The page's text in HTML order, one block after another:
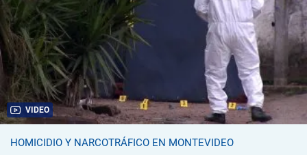
VIDEO
HOMICIDIO Y NARCOTRÁFICO EN MONTEVIDEO